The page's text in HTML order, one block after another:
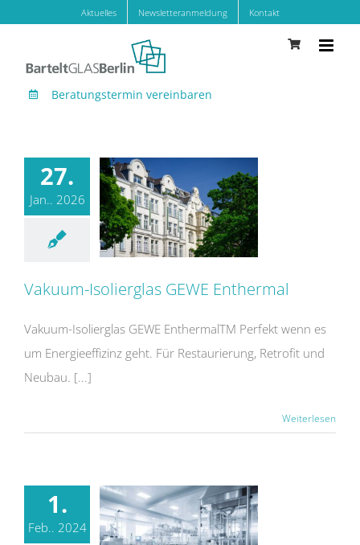
springen
Aktuelles Newsletteranmeldung Kontakt
Beratungstermin vereinbaren
27.
Jan.. 2026
Vakuum-Isolierglas GEWE Enthermal
Vakuum-Isolierglas GEWE EnthermalTM Perfekt wenn es
um Energieeffizinz geht. Für Restaurierung, Retrofit und
Neubau. [...]
Weiterlesen
1.
Feb.. 2024